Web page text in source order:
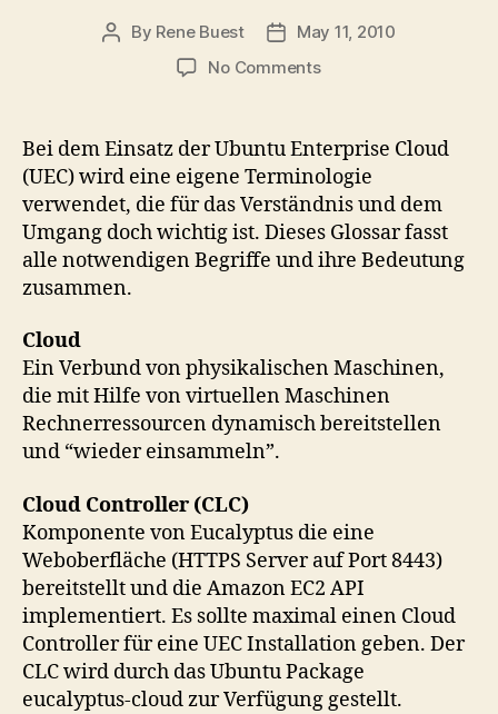
Post
By Rene Buest
PostMay 11, 2010
No Commentson
Cloud
Terminologie
Bei dem Einsatz der Ubuntu Enterprise Cloud
(UEC) wird eine eigene Terminologie
verwendet, die für das Verständnis und dem
Umgang doch wichtig ist. Dieses Glossar fasst
alle notwendigen Begriffe und ihre Bedeutung
zusammen.
Cloud
Ein Verbund von physikalischen Maschinen,
die mit Hilfe von virtuellen Maschinen
Rechnerressourcen dynamisch bereitstellen
und “wieder einsammeln”.
Cloud Controller (CLC)
Komponente von Eucalyptus die eine
Weboberfläche (HTTPS Server auf Port 8443)
bereitstellt und die Amazon EC2 API
implementiert. Es sollte maximal einen Cloud
Controller für eine UEC Installation geben. Der
CLC wird durch das Ubuntu Package
eucalyptus-cloud zur Verfügung gestellt.